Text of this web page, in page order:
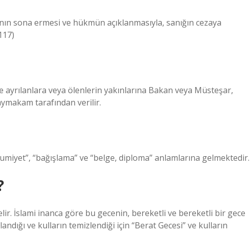
sona ermesi ve hükmün açıklanmasıyla, sanığın cezaya
veya ölenlerin yakınlarına Bakan veya Müsteşar,
tarafından verilir.
“bağışlama” ve “belge, diploma” anlamlarına gelmektedir.
İslami inanca göre bu gecenin, bereketli ve bereketli bir gece
ve kulların temizlendiği için “Berat Gecesi” ve kulların